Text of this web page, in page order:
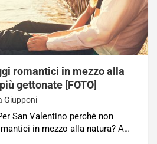
romantici in mezzo alla
gettonate [FOTO]
Giupponi
San Valentino perché non
in mezzo alla natura? A…